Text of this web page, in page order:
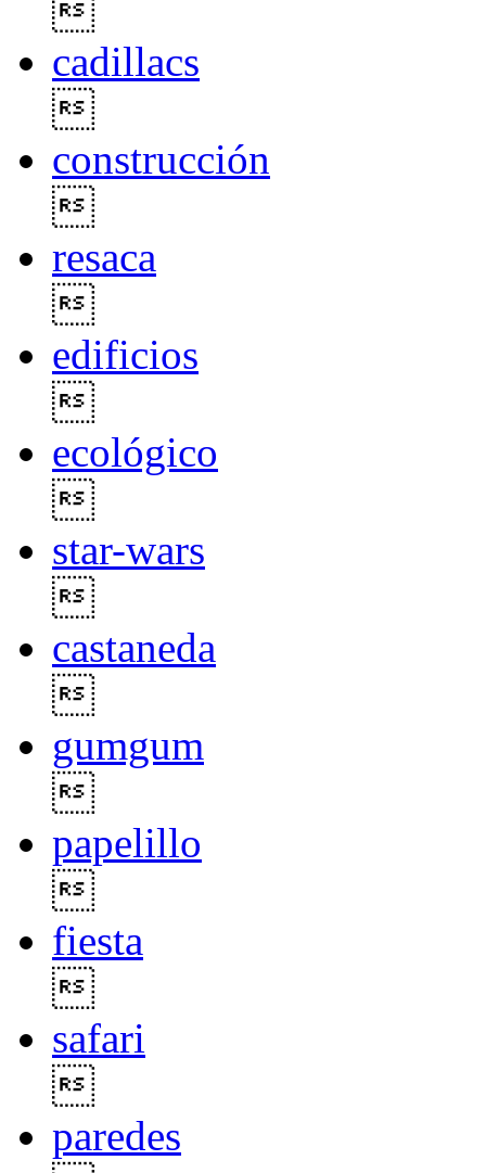
cadillacs
construcción
resaca
edificios
ecológico
star-wars
castaneda
gumgum
papelillo
fiesta
safari
paredes